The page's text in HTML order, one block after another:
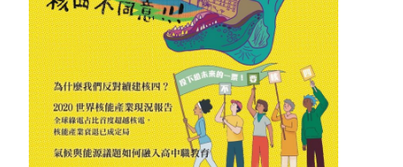
年度報告與財報
綠盟倡議
廢除核電
淨零轉型
透明足跡